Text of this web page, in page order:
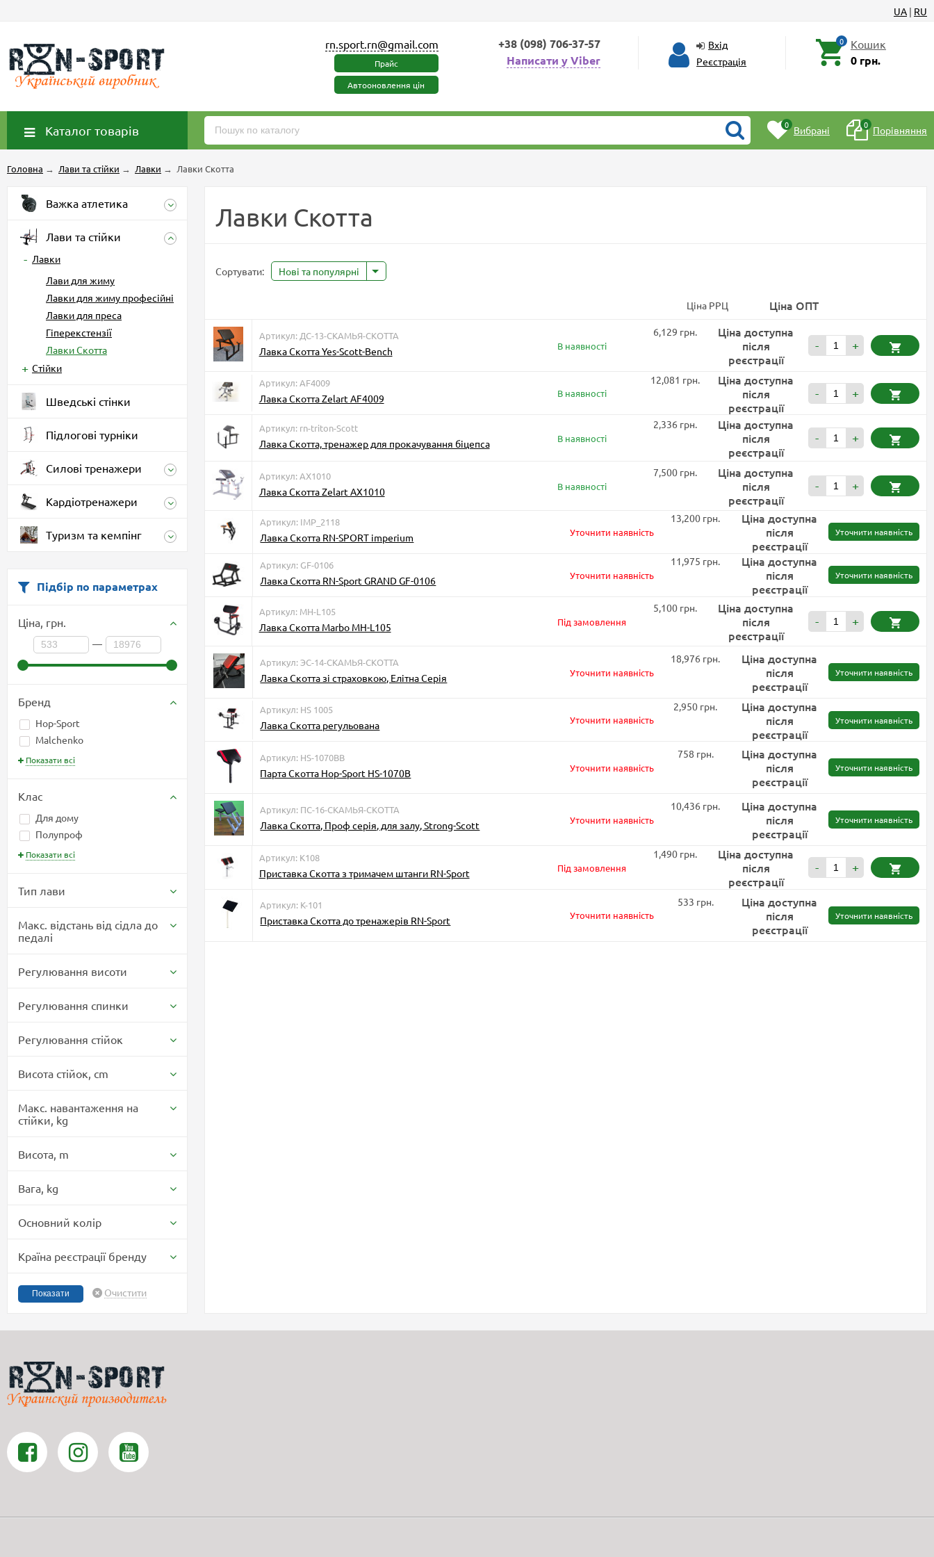
UA | RU
rn.sport.rn@gmail.com
Прайс
Автооновлення цін
+38 (098) 706-37-57
Написати у Viber
Вхід
Реєстрація
0 Кошик
0 грн.
Каталог товарів 0 Вибрані 0 Порівняння
Головна → Лави та стійки → Лавки → Лавки Скотта
Важка атлетика
Лави та стійки
Лавки
Лави для жиму
Лавки для жиму професійні
Лавки для преса
Гіперекстензії
Лавки Скотта
Стійки
Шведські стінки
Підлогові турніки
Силові тренажери
Кардіотренажери
Туризм та кемпінг
Підбір по параметрах
Ціна, грн.
—
Бренд
Hop-Sport
Malchenko
Показати всі
Клас
Для дому
Полупроф
Показати всі
Тип лави
Макс. відстань від сідла до
педалі
Регулювання висоти
Регулювання спинки
Регулювання стійок
Висота стійок, cm
Макс. навантаження на
стійки, kg
Висота, m
Вага, kg
Основний колір
Країна реєстрації бренду
Очистити
Лавки Скотта
Сортувати: Нові та популярні
Ціна РРЦ Ціна ОПТ
Артикул: ДС-13-СКАМЬЯ-СКОТТА
Лавка Скотта Yes-Scott-Bench В наявності
6,129 грн.
Ціна доступна
після
реєстрації
- +
Артикул: AF4009
Лавка Скотта Zelart AF4009 В наявності
12,081 грн.
Ціна доступна
після
реєстрації
- +
Артикул: rn-triton-Scott
Лавка Скотта, тренажер для прокачування біцепса В наявності
2,336 грн.
Ціна доступна
після
реєстрації
- +
Артикул: AX1010
Лавка Скотта Zelart AX1010 В наявності
7,500 грн.
Ціна доступна
після
реєстрації
- +
Артикул: IMP_2118
Лавка Скотта RN-SPORT imperium Уточнити наявність
13,200 грн.
Ціна доступна
після
реєстрації
Уточнити наявність
Артикул: GF-0106
Лавка Скотта RN-Sport GRAND GF-0106 Уточнити наявність
11,975 грн.
Ціна доступна
після
реєстрації
Уточнити наявність
Артикул: MH-L105
Лавка Скотта Marbo MH-L105 Під замовлення
5,100 грн.
Ціна доступна
після
реєстрації
- +
Артикул: ЭС-14-СКАМЬЯ-СКОТТА
Лавка Скотта зі страховкою, Елітна Серія Уточнити наявність
18,976 грн.
Ціна доступна
після
реєстрації
Уточнити наявність
Артикул: HS 1005
Лавка Скотта регульована Уточнити наявність
2,950 грн.
Ціна доступна
після
реєстрації
Уточнити наявність
Артикул: HS-1070BB
Парта Скотта Hop-Sport HS-1070B Уточнити наявність
758 грн.
Ціна доступна
після
реєстрації
Уточнити наявність
Артикул: ПС-16-СКАМЬЯ-СКОТТА
Лавка Скотта, Проф серія, для залу, Strong-Scott Уточнити наявність
10,436 грн.
Ціна доступна
після
реєстрації
Уточнити наявність
Артикул: К108
Приставка Скотта з тримачем штанги RN-Sport Під замовлення
1,490 грн.
Ціна доступна
після
реєстрації
- +
Артикул: K-101
Приставка Скотта до тренажерів RN-Sport Уточнити наявність
533 грн.
Ціна доступна
після
реєстрації
Уточнити наявність